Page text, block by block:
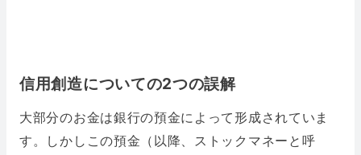
信用創造についての2つの誤解
大部分のお金は銀行の預金によって形成されていま
す。しかしこの預金（以降、ストックマネーと呼